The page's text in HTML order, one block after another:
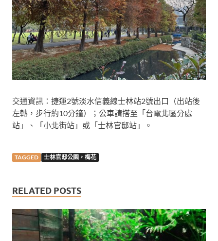
交通資訊：捷運2號淡水信義線士林站2號出口（出站後
左轉，步行約10分鐘）；公車請搭至「台電北區分處
站」、「小北街站」或「士林官邸站」。
TAGGED 士林官邸公園，梅花
RELATED POSTS